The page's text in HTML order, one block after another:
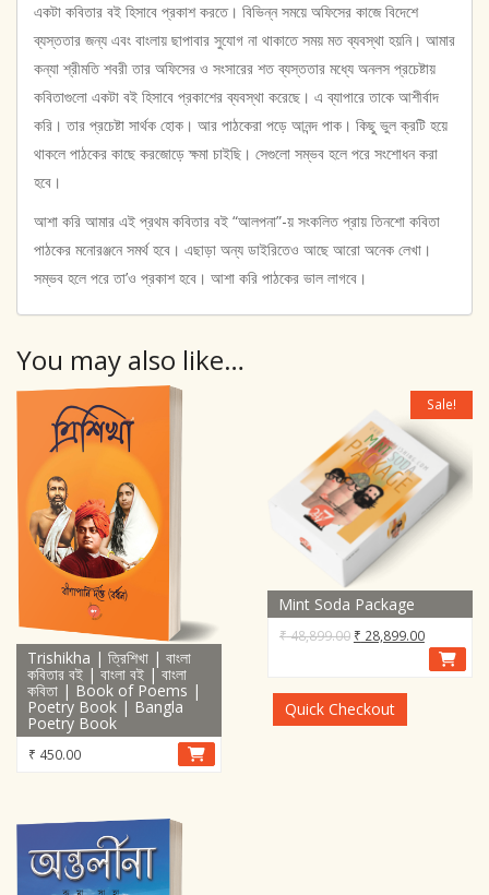
একটা কবিতার বই হিসাবে প্রকাশ করতে। বিভিন্ন সময়ে অফিসের কাজে বিদেশে
ব্যস্ততার জন্য এবং বাংলায় ছাপাবার সুযোগ না থাকাতে সময় মত ব্যবস্থা হয়নি। আমার
কন্যা শ্রীমতি শবরী তার অফিসের ও সংসারের শত ব্যস্ততার মধ্যে অনলস প্রচেষ্টায়
কবিতাগুলো একটা বই হিসাবে প্রকাশের ব্যবস্থা করেছে। এ ব্যাপারে তাকে আশীর্বাদ
করি। তার প্রচেষ্টা সার্থক হোক। আর পাঠকেরা পড়ে আনন্দ পাক। কিছু ভুল ক্রটি হয়ে
থাকলে পাঠকের কাছে করজোড়ে ক্ষমা চাইছি। সেগুলো সম্ভব হলে পরে সংশোধন করা
হবে।
আশা করি আমার এই প্রথম কবিতার বই “আলপনা”-য় সংকলিত প্রায় তিনশো কবিতা
পাঠকের মনোরঞ্জনে সমর্থ হবে। এছাড়া অন্য ডাইরিতেও আছে আরো অনেক লেখা।
সম্ভব হলে পরে তা’ও প্রকাশ হবে। আশা করি পাঠকের ভাল লাগবে।
You may also like…
Trishikha | ত্রিশিখা | বাংলা
কবিতার বই | বাংলা বই | বাংলা
কবিতা | Book of Poems |
Poetry Book | Bangla
Poetry Book
₹ 450.00
Sale!
Mint Soda Package
₹48,899.00 Original
₹ 48,899.00.
₹ 28,899.00Current
price
Quick Checkout